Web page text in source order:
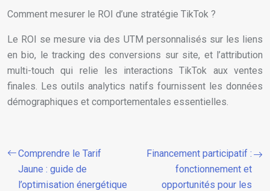
Comment mesurer le ROI d’une stratégie TikTok ?
Le ROI se mesure via des UTM personnalisés sur les liens
en bio, le tracking des conversions sur site, et l’attribution
multi-touch qui relie les interactions TikTok aux ventes
finales. Les outils analytics natifs fournissent les données
démographiques et comportementales essentielles.
Comprendre le Tarif
Jaune : guide de
l’optimisation énergétique
Financement participatif :
fonctionnement et
opportunités pour les